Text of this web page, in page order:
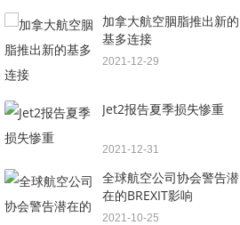
加拿大航空胭脂推出新的
基多连接
2021-12-29
Jet2报告夏季损失惨重
2021-12-31
全球航空公司协会警告潜
在的BREXIT影响
2021-10-25